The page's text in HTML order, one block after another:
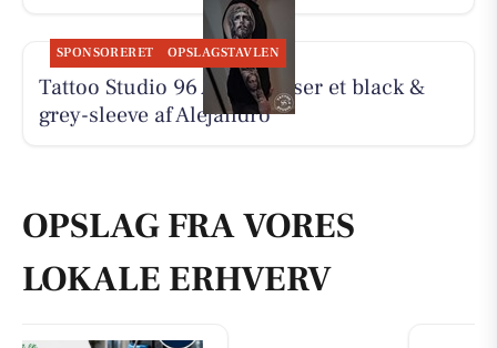
SPONSORERET OPSLAGSTAVLEN
Tattoo Studio 96 Aarhus viser et black &
grey-sleeve af Alejandro
OPSLAG FRA VORES
LOKALE ERHVERV